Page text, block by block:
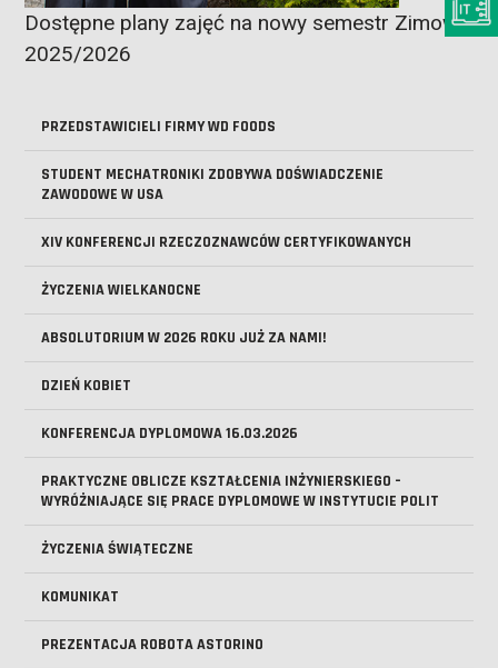
PRZEDSTAWICIELI FIRMY WD FOODS
STUDENT MECHATRONIKI ZDOBYWA DOŚWIADCZENIE
ZAWODOWE W USA
XIV KONFERENCJI RZECZOZNAWCÓW CERTYFIKOWANYCH
ŻYCZENIA WIELKANOCNE
ABSOLUTORIUM W 2026 ROKU JUŻ ZA NAMI!
DZIEŃ KOBIET
KONFERENCJA DYPLOMOWA 16.03.2026
PRAKTYCZNE OBLICZE KSZTAŁCENIA INŻYNIERSKIEGO –
WYRÓŻNIAJĄCE SIĘ PRACE DYPLOMOWE W INSTYTUCIE POLIT
ŻYCZENIA ŚWIĄTECZNE
KOMUNIKAT
PREZENTACJA ROBOTA ASTORINO
Dostępne plany zajęć na nowy semestr Zimowy
2025/2026